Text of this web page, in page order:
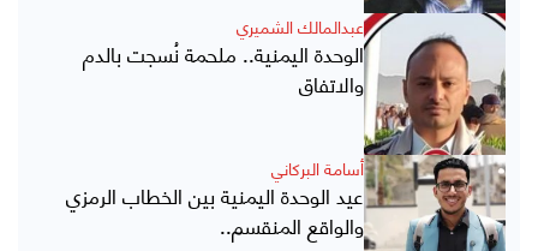
عبدالمالك الشميري
الوحدة اليمنية.. ملحمة نُسجت بالدم
والاتفاق
أسامة البركاني
عيد الوحدة اليمنية بين الخطاب الرمزي
والواقع المنقسم..